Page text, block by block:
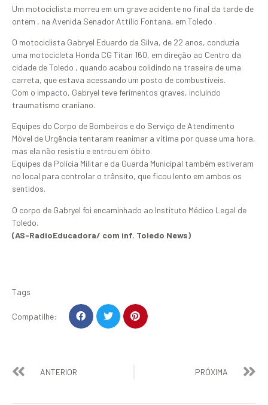
Um motociclista morreu em um grave acidente no final da tarde de
ontem , na Avenida Senador Attílio Fontana, em Toledo .
O motociclista Gabryel Eduardo da Silva, de 22 anos, conduzia
uma motocicleta Honda CG Titan 160, em direção ao Centro da
cidade de Toledo , quando acabou colidindo na traseira de uma
carreta, que estava acessando um posto de combustíveis.
Com o impacto, Gabryel teve ferimentos graves, incluindo
traumatismo craniano.
Equipes do Corpo de Bombeiros e do Serviço de Atendimento
Móvel de Urgência tentaram reanimar a vítima por quase uma hora,
mas ela não resistiu e entrou em óbito.
Equipes da Polícia Militar e da Guarda Municipal também estiveram
no local para controlar o trânsito, que ficou lento em ambos os
sentidos.
O corpo de Gabryel foi encaminhado ao Instituto Médico Legal de
Toledo.
(AS-RadioEducadora/ com inf. Toledo News)
Tags
Compatilhe:
ANTERIOR PRÓXIMA